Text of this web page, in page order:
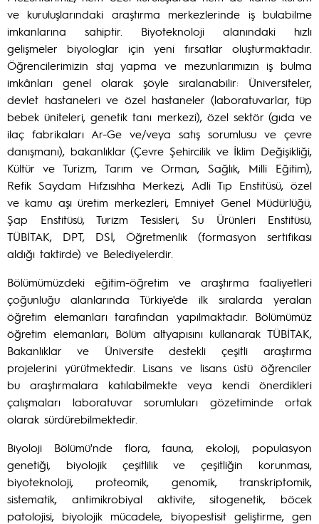
ve kuruluşlarındaki araştırma merkezlerinde iş bulabilme
imkanlarına sahiptir. Biyoteknoloji alanındaki hızlı
gelişmeler biyologlar için yeni fırsatlar oluşturmaktadır.
Öğrencilerimizin staj yapma ve mezunlarımızın iş bulma
imkânları genel olarak şöyle sıralanabilir: Üniversiteler,
devlet hastaneleri ve özel hastaneler (laboratuvarlar, tüp
bebek üniteleri, genetik tanı merkezi), özel sektör (gıda ve
ilaç fabrikaları Ar-Ge ve/veya satış sorumlusu ve çevre
danışmanı), bakanlıklar (Çevre Şehircilik ve İklim Değişikliği,
Kültür ve Turizm, Tarım ve Orman, Sağlık, Milli Eğitim),
Refik Saydam Hıfzısıhha Merkezi, Adli Tıp Enstitüsü, özel
ve kamu aşı üretim merkezleri, Emniyet Genel Müdürlüğü,
Şap Enstitüsü, Turizm Tesisleri, Su Ürünleri Enstitüsü,
TÜBİTAK, DPT, DSİ, Öğretmenlik (formasyon sertifikası
aldığı taktirde) ve Belediyelerdir.
Bölümümüzdeki eğitim-öğretim ve araştırma faaliyetleri
çoğunluğu alanlarında Türkiye'de ilk sıralarda yeralan
öğretim elemanları tarafından yapılmaktadır. Bölümümüz
öğretim elemanları, Bölüm altyapısını kullanarak TÜBİTAK,
Bakanlıklar ve Üniversite destekli çeşitli araştırma
projelerini yürütmektedir. Lisans ve lisans üstü öğrenciler
bu araştırmalara katılabilmekte veya kendi önerdikleri
çalışmaları laboratuvar sorumluları gözetiminde ortak
olarak sürdürebilmektedir.
Biyoloji Bölümü'nde flora, fauna, ekoloji, populasyon
genetiği, biyolojik çeşitlilik ve çeşitliğin korunması,
biyoteknoloji, proteomik, genomik, transkriptomik,
sistematik, antimikrobiyal aktivite, sitogenetik, böcek
patolojisi, biyolojik mücadele, biyopestisit geliştirme, gen